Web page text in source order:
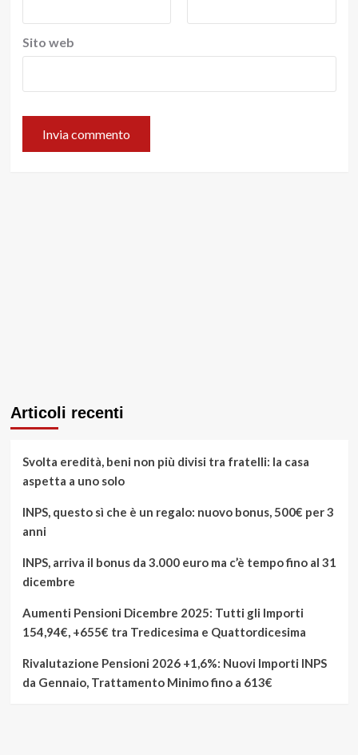
Sito web
Articoli recenti
Svolta eredità, beni non più divisi tra fratelli: la casa
aspetta a uno solo
INPS, questo sì che è un regalo: nuovo bonus, 500€ per 3
anni
INPS, arriva il bonus da 3.000 euro ma c’è tempo fino al 31
dicembre
Aumenti Pensioni Dicembre 2025: Tutti gli Importi
154,94€, +655€ tra Tredicesima e Quattordicesima
Rivalutazione Pensioni 2026 +1,6%: Nuovi Importi INPS
da Gennaio, Trattamento Minimo fino a 613€